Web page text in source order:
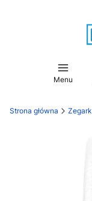
Menu
Strona główna